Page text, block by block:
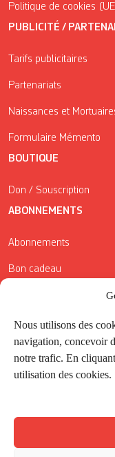
Nous utilisons des
navigation, concevoir
notre trafic. En
utilisation des cookies.
Politique de cookies
PUBLICITÉ /
Tarifs publicitaires
Partenariats
Naissances et
Formulaire Mémento
BOUTIQUE
Don / Souscription
ABONNEMENTS
Abonnements
Bon cadeau
Conditions générales
Réductions de la Carte
Application